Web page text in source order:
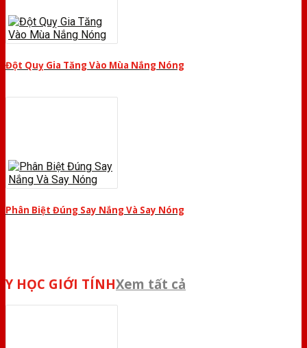
Đột Quỵ Gia Tăng Vào Mùa Nắng Nóng
Phân Biệt Đúng Say Nắng Và Say Nóng
Y HỌC GIỚI TÍNHXem tất cả